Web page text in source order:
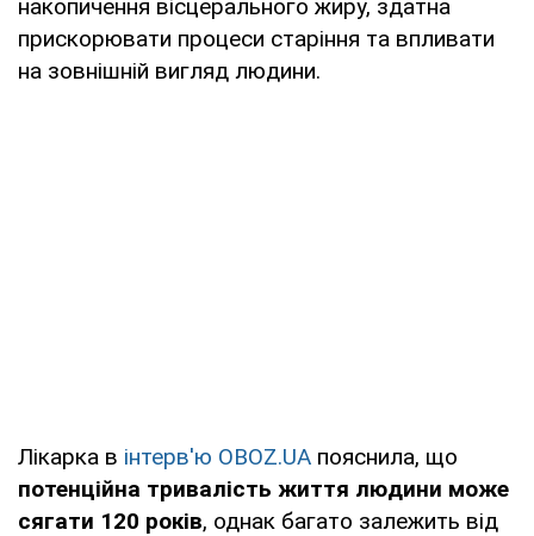
накопичення вісцерального жиру, здатна
прискорювати процеси старіння та впливати
на зовнішній вигляд людини.
Лікарка в інтерв'ю OBOZ.UA пояснила, що
потенційна тривалість життя людини може
сягати 120 років, однак багато залежить від